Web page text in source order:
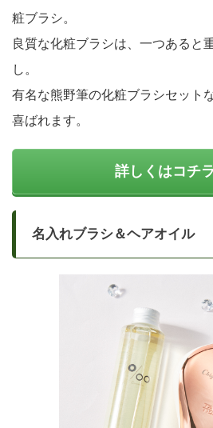
粧ブラシ。
良質な化粧ブラシは、一つあると
し。
有名な熊野筆の化粧ブラシセット
喜ばれます。
詳しくはコチラ
名入れブラシ＆ヘアオイル